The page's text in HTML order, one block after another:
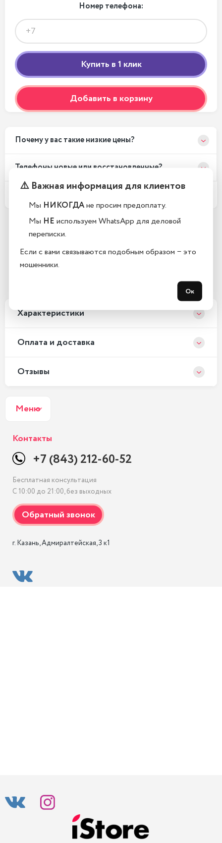
Номер телефона:
Добавить в корзину
Почему у вас такие низкие цены?
Телефоны новые или восстановленные?
Какой срок гарантии?
Остались вопросы?
Закажите обратный звонок
Xарактеристики
Оплата и доставка
Отзывы
Меню
Контакты
+7 (843) 212-60-52
Бесплатная консультация
С 10:00 до 21:00, без выходных
г. Казань, Адмиралтейская, 3 к1
⚠️ Важная информация для клиентов
Мы НИКОГДАне просим предоплату.
Мы НЕ используем WhatsApp для деловой
переписки.
Если с вами связываются подобным образом − это
мошенники.
Ок